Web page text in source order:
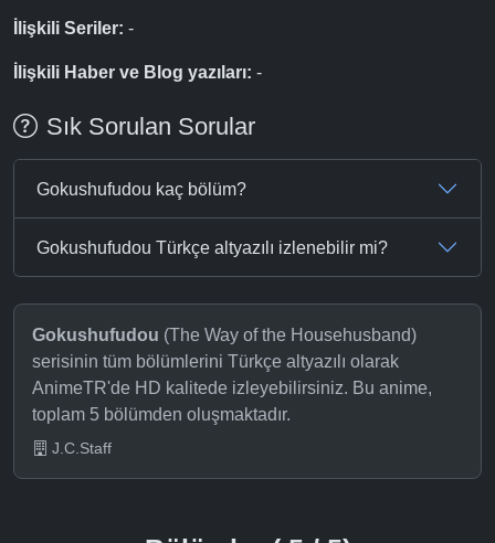
İlişkili Seriler: -
İlişkili Haber ve Blog yazıları: -
Sık Sorulan Sorular
Gokushufudou kaç bölüm?
Gokushufudou Türkçe altyazılı izlenebilir mi?
Gokushufudou (The Way of the Househusband)
serisinin tüm bölümlerini Türkçe altyazılı olarak
AnimeTR'de HD kalitede izleyebilirsiniz. Bu anime,
toplam 5 bölümden oluşmaktadır.
J.C.Staff